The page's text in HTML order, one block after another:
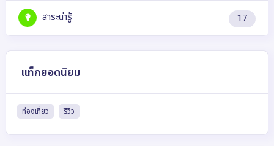
สาระน่ารู้ 17
แท็กยอดนิยม
ท่องเที่ยว รีวิว